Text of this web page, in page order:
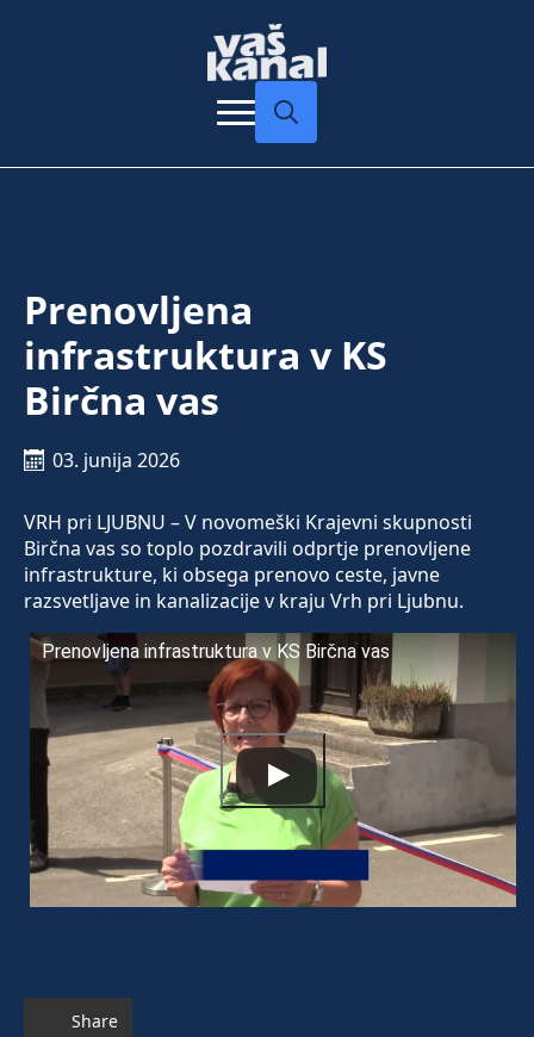
Prenovljena
infrastruktura v KS
Birčna vas
03. junija 2026
VRH pri LJUBNU – V novomeški Krajevni skupnosti
Birčna vas so toplo pozdravili odprtje prenovljene
infrastrukture, ki obsega prenovo ceste, javne
razsvetljave in kanalizacije v kraju Vrh pri Ljubnu.
Prenovljena infrastruktura v KS Birčna vas
Share